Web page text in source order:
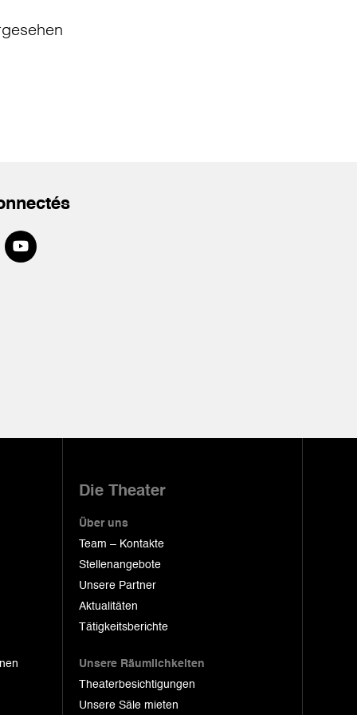
Die Theater
Über uns
Team – Kontakte
Stellenangebote
Unsere Partner
Aktualitäten
Tätigkeitsberichte
Unsere Räumlichkeiten
Theaterbesichtigungen
Unsere Säle mieten